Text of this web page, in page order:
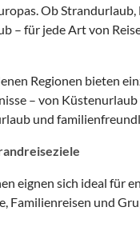
Ob
– für jede Art von
Regionen bieten
– von
und
eignen sich ideal für
Familienreisen und